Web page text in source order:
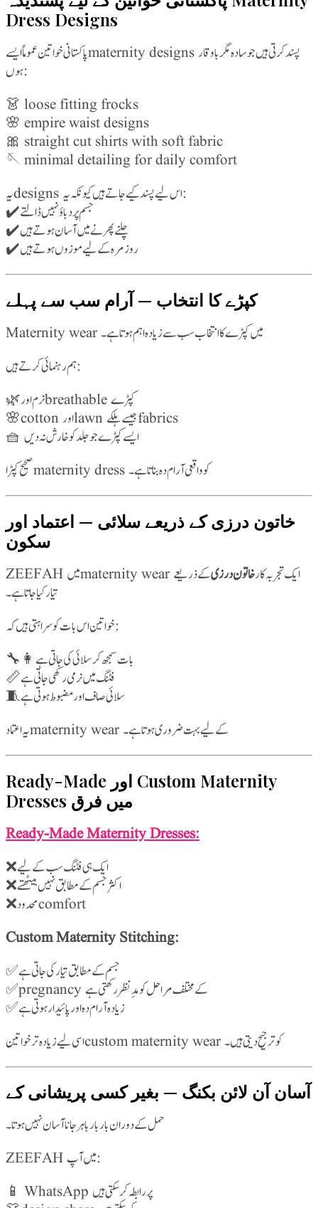
Dress Designs
پاکستانی خواتین عموماً ایسے maternity designs پسند کرتی ہیں جو سادہ مگر باوقار
ہوں:
👗 loose fitting frocks
🌸 empire waist designs
🎀 straight cut shirts with soft fabric
🪡 minimal detailing for daily comfort
یہ designs اس لیے پسند کیے جاتے ہیں کیونکہ یہ:
✔️ جسم پر دباؤ نہیں ڈالتے
✔️ چلنے پھرنے میں آسان ہوتے ہیں
✔️ روزمرہ کے لیے موزوں ہوتے ہیں
کپڑے کا انتخاب — آرام سب سے پہلے
Maternity wear میں کپڑے کا انتخاب سب سے زیادہ اہم ہوتا ہے۔
ہم رہنمائی کرتے ہیں:
🌿 نرم اور breathable کپڑے
🌸 cotton اور lawn جیسے ہلکے fabrics
🧺 ایسے کپڑے جو جلد کو خارش نہ دیں
صحیح کپڑا maternity dress کو واقعی آرام دہ بناتا ہے۔
خاتون درزی کے ذریعے سلائی — اعتماد اور
سکون
ZEEFAH میں maternity wear ایک تجربہ کارخاتون درزیکے ذریعے
تیار کیا جاتا ہے۔
خواتین اس بات کو سراہتی ہیں کہ:
👩‍🔧 بات سمجھ کر سلائی کی جاتی ہے
📏 فٹنگ میں نرمی رکھی جاتی ہے
🧵 سلائی صاف اور مضبوط ہوتی ہے
یہ اعتماد maternity wear کے لیے بہت ضروری ہوتا ہے۔
Ready-Made اور Custom Maternity
Dresses میں فرق
Ready-Made Maternity Dresses:
❌ ایک ہی فٹنگ سب کے لیے
❌ اکثر جسم کے مطابق نہیں بیٹھتے
❌ محدود comfort
Custom Maternity Stitching:
✅ جسم کے مطابق تیار کی جاتی ہے
✅ pregnancy کے مختلف مراحل کو مدِنظر رکھتی ہے
✅ زیادہ آرام دہ اور پائیدار ہوتی ہے
اسی لیے زیادہ تر خواتین custom maternity wear کو ترجیح دیتی ہیں۔
آسان آن لائن بکنگ — بغیر کسی پریشانی کے
حمل کے دوران بار بار باہر جانا آسان نہیں ہوتا۔
ZEEFAH میں آپ:
📱 WhatsApp پر رابطہ کر سکتی ہیں